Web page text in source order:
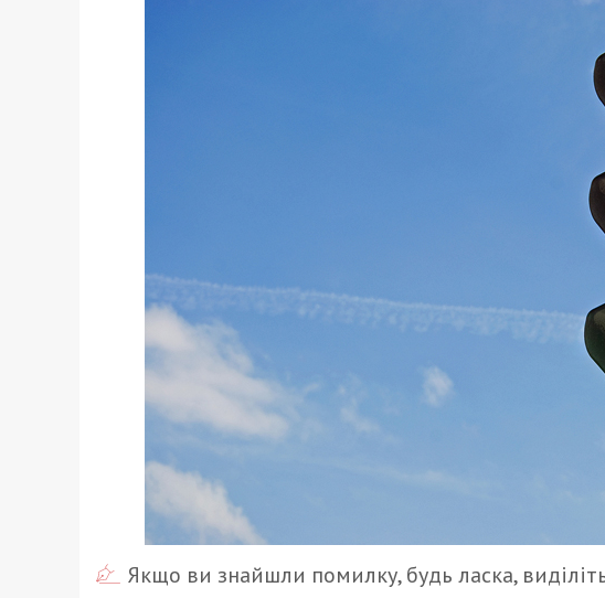
Якщо ви знайшли помилку, будь ласка,